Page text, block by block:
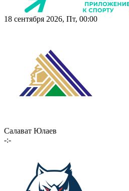
18 сентября 2026, Пт, 00:00
Салават Юлаев
-:-